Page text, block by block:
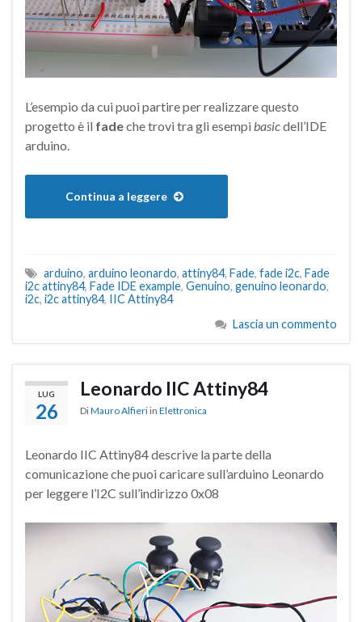
L’esempio da cui puoi partire per realizzare questo
progetto è il fadeche trovi tra gli esempi basicdell’IDE
arduino.
Continua a leggere
arduino, arduino leonardo, attiny84, Fade, fade i2c, Fade
i2c attiny84, Fade IDE example, Genuino, genuino leonardo,
i2c, i2c attiny84, IIC Attiny84
Lascia un commento
LUG
26
Leonardo IIC Attiny84
DiMauro Alfieri in Elettronica
Leonardo IIC Attiny84 descrive la parte della
comunicazione che puoi caricare sull’arduino Leonardo
per leggere l’I2C sull’indirizzo 0x08